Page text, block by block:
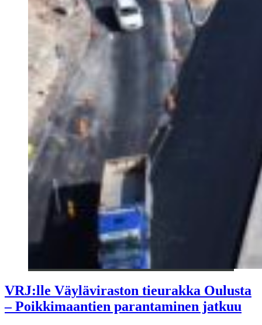
VRJ:lle Väyläviraston tieurakka Oulusta
– Poikkimaantien parantaminen jatkuu